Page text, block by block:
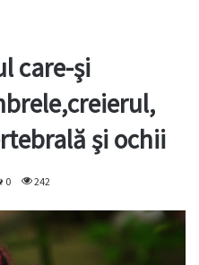
care-şi
şi ochii
0 242